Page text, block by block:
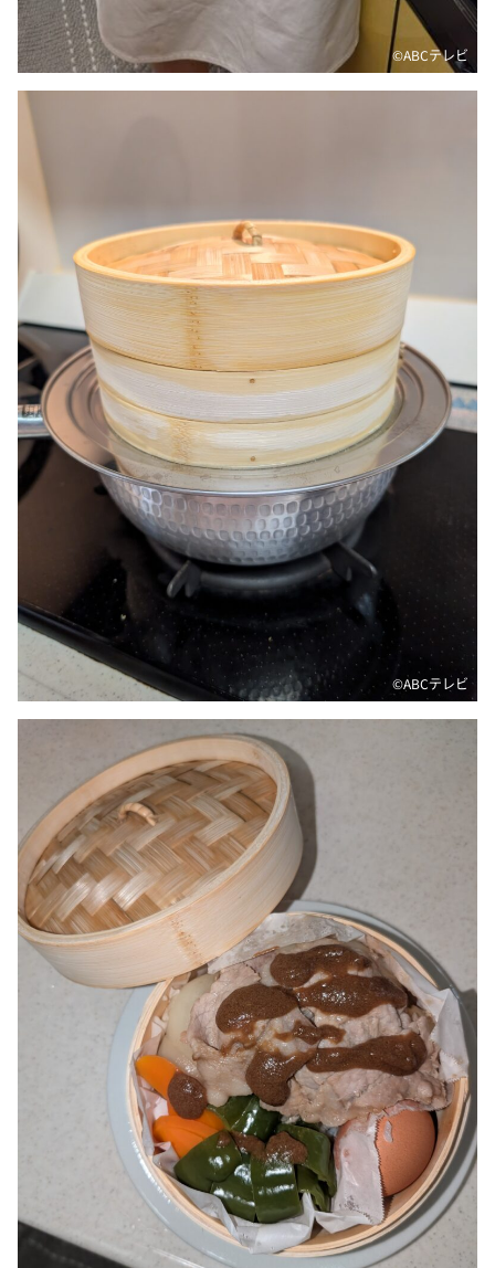
©ABCテレビ
©ABCテレビ